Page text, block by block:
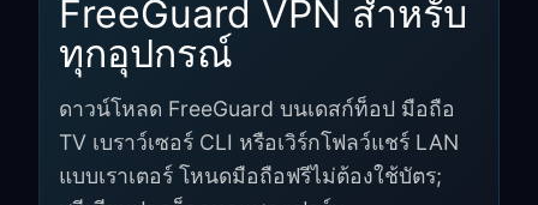
FreeGuard VPN สำหรับ
ทุกอุปกรณ์
ดาวน์โหลด FreeGuard บนเดสก์ท็อป มือถือ
TV เบราว์เซอร์ CLI หรือเวิร์กโฟลว์แชร์ LAN
แบบเราเตอร์ โหนดมือถือฟรีไม่ต้องใช้บัตร;